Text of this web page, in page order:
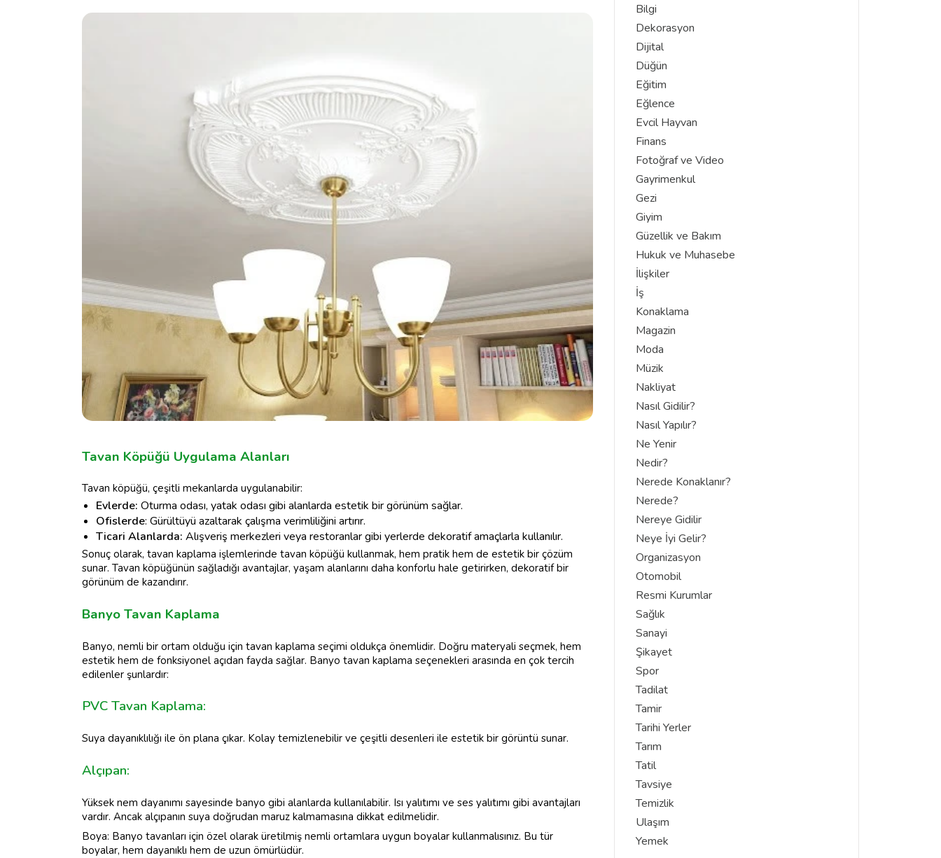
Tavan Köpüğü Uygulama Alanları
Tavan köpüğü, çeşitli mekanlarda uygulanabilir:
Evlerde: Oturma odası, yatak odası gibi alanlarda estetik bir görünüm sağlar.
Ofislerde: Gürültüyü azaltarak çalışma verimliliğini artırır.
Ticari Alanlarda: Alışveriş merkezleri veya restoranlar gibi yerlerde dekoratif amaçlarla kullanılır.
Sonuç olarak, tavan kaplama işlemlerinde tavan köpüğü kullanmak, hem pratik hem de estetik bir çözüm
sunar. Tavan köpüğünün sağladığı avantajlar, yaşam alanlarını daha konforlu hale getirirken, dekoratif bir
görünüm de kazandırır.
Banyo Tavan Kaplama
Banyo, nemli bir ortam olduğu için tavan kaplama seçimi oldukça önemlidir. Doğru materyali seçmek, hem
estetik hem de fonksiyonel açıdan fayda sağlar. Banyo tavan kaplama seçenekleri arasında en çok tercih
edilenler şunlardır:
PVC Tavan Kaplama:
Suya dayanıklılığı ile ön plana çıkar. Kolay temizlenebilir ve çeşitli desenleri ile estetik bir görüntü sunar.
Alçıpan:
Yüksek nem dayanımı sayesinde banyo gibi alanlarda kullanılabilir. Isı yalıtımı ve ses yalıtımı gibi avantajları
vardır. Ancak alçıpanın suya doğrudan maruz kalmamasına dikkat edilmelidir.
Boya: Banyo tavanları için özel olarak üretilmiş nemli ortamlara uygun boyalar kullanmalısınız. Bu tür
boyalar, hem dayanıklı hem de uzun ömürlüdür.
Bilgi
Dekorasyon
Dijital
Düğün
Eğitim
Eğlence
Evcil Hayvan
Finans
Fotoğraf ve Video
Gayrimenkul
Gezi
Giyim
Güzellik ve Bakım
Hukuk ve Muhasebe
İlişkiler
İş
Konaklama
Magazin
Moda
Müzik
Nakliyat
Nasıl Gidilir?
Nasıl Yapılır?
Ne Yenir
Nedir?
Nerede Konaklanır?
Nerede?
Nereye Gidilir
Neye İyi Gelir?
Organizasyon
Otomobil
Resmi Kurumlar
Sağlık
Sanayi
Şikayet
Spor
Tadilat
Tamir
Tarihi Yerler
Tarım
Tatil
Tavsiye
Temizlik
Ulaşım
Yemek